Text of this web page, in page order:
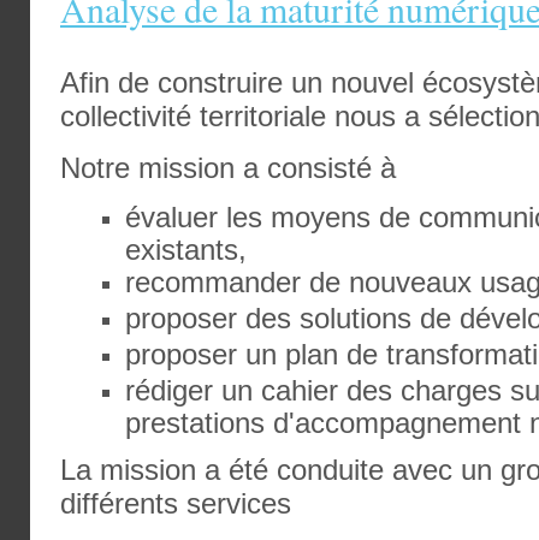
Afin de construire un nouvel
collectivité territoriale nous a
Notre mission a consisté à
évaluer les moyens de
existants,
recommander de nouveaux
proposer des solutions de
proposer un plan de
rédiger un cahier des charges
prestations d'accompagnement
La mission a été conduite avec un
différents services